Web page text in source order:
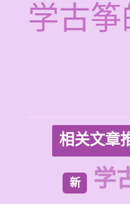
学古
相关文章
新 学